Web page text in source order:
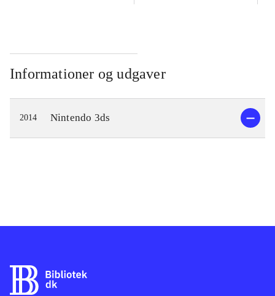
Informationer og udgaver
2014 Nintendo 3ds